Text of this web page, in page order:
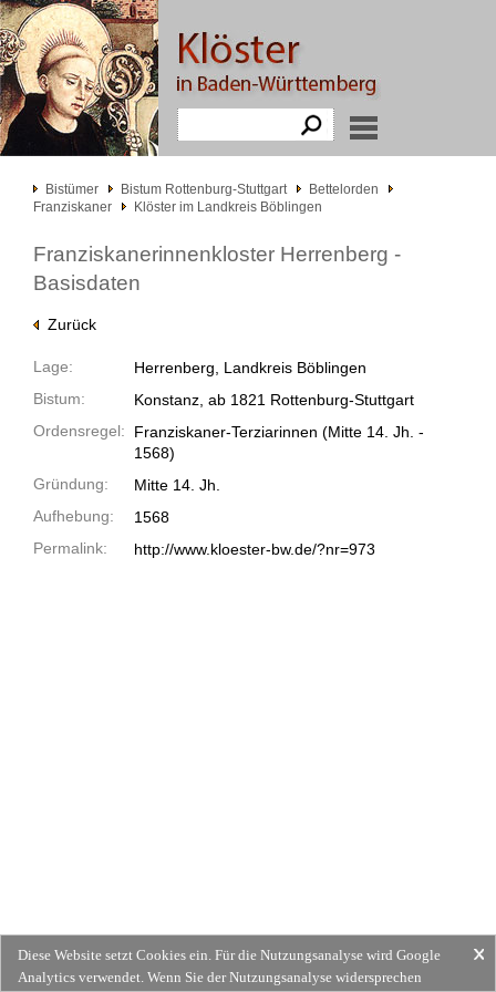
Bistümer Bistum Rottenburg-Stuttgart
Bettelorden
Franziskaner
Klöster im Landkreis Böblingen
Franziskanerinnenkloster Herrenberg -
Basisdaten
Zurück
Lage:
Herrenberg, Landkreis Böblingen
Bistum:
Konstanz, ab 1821 Rottenburg-Stuttgart
Ordensregel:
Franziskaner-Terziarinnen (Mitte 14. Jh. -
1568)
Gründung:
Mitte 14. Jh.
Aufhebung:
1568
Permalink:
http://www.kloester-bw.de/?nr=973
Diese Website setzt Cookies ein. Für die Nutzungsanalyse wird Google
Analytics verwendet. Wenn Sie der Nutzungsanalyse widersprechen